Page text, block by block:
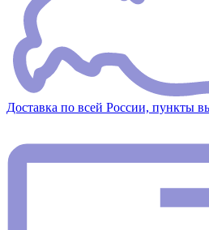
Доставка по всей России, пункты